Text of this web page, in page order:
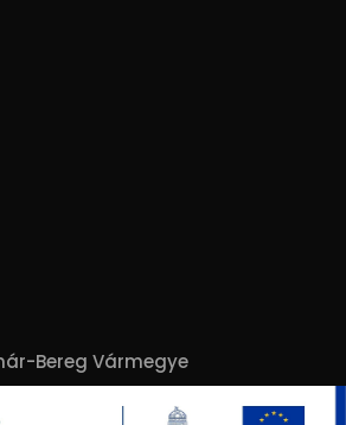
Bereg Vármegye